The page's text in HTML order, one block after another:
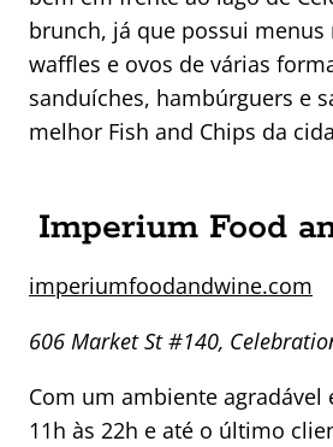
brunch, já que possui
waffles e ovos de várias
sanduíches, hambúrguers e
melhor Fish and Chips da
Imperium Food
imperiumfoodandwine.com
606 Market St #140,
Com um ambiente
11h às 22h e até o último